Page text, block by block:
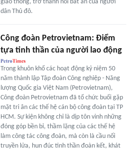
giao thông, trở thành nỗi bất an của người
dân Thủ đô.
Công đoàn Petrovietnam: Điểm
tựa tinh thần của người lao động
Trong khuôn khổ các hoạt động kỷ niệm 50
năm thành lập Tập đoàn Công nghiệp - Năng
lượng Quốc gia Việt Nam (Petrovietnam),
Công đoàn Petrovietnam đã tổ chức buổi gặp
mặt tri ân các thế hệ cán bộ công đoàn tại TP
HCM. Sự kiện không chỉ là dịp tôn vinh những
đóng góp bền bỉ, thầm lặng của các thế hệ
làm công tác công đoàn, mà còn là cầu nối
truyền lửa, hun đúc tinh thần đoàn kết, khát